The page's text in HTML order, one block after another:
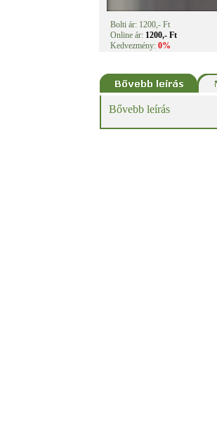
Bolti ár: 1200,- Ft
Online ár: 1200,- Ft
Kedvezmény: 0%
Bővebb leírás